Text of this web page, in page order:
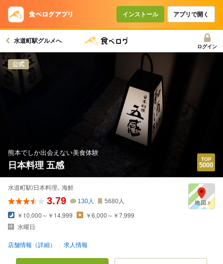
インストール アプリで開く
水道町駅グルメへ
ログイン
公式
熊本でしか出会えない美食体験
日本料理 五感
水道町駅/日本料理､ 海鮮
3.79 130人 5680人
￥10,000～￥14,999
￥6,000～￥7,999
水曜日
店舗情報（詳細） 求人情報